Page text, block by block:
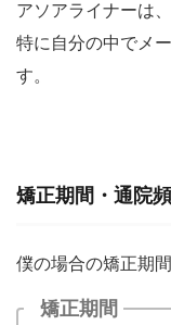
アソアライナーは、
特に自分の中でメ
す。
矯正期間・通院
僕の場合の矯正期
矯正期間